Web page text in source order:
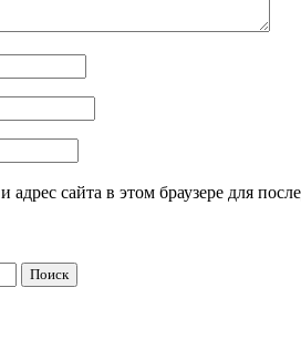
адрес сайта в этом браузере для